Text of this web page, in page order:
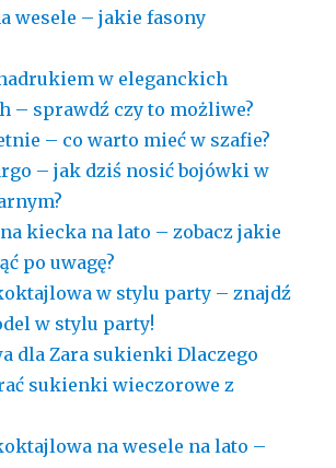
wesele – jakie fasony
w eleganckich
– sprawdź czy to możliwe?
– co warto mieć w szafie?
– jak dziś nosić bojówki w
kiecka na lato – zobacz jakie
po uwagę?
w stylu party – znajdź
w stylu party!
dla Zara sukienki Dlaczego
sukienki wieczorowe z
na wesele na lato –